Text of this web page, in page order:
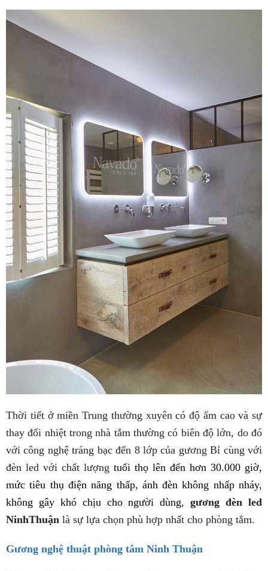
Thời tiết ở miền Trung thường xuyên có độ ẩm cao và sự
thay đổi nhiệt trong nhà tắm thường có biên độ lớn, do đó
với công nghệ tráng bạc đến 8 lớp của gương Bỉ cùng với
đèn led với chất lượng tuổi thọ lên đến hơn 30.000 giờ,
mức tiêu thụ điện năng thấp, ánh đèn không nhấp nháy,
không gây khó chịu cho người dùng,gương đèn led
NinhThuận là sự lựa chọn phù hợp nhất cho phòng tắm.
Gương nghệ thuật phòng tắm Ninh Thuận